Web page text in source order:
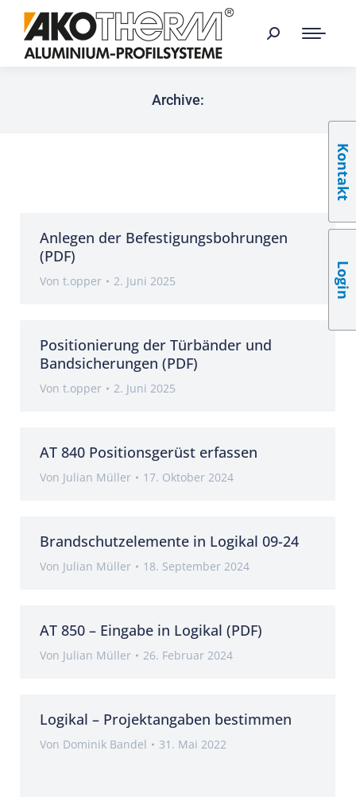
Archive:
Anlegen der Befestigungsbohrungen
(PDF)
Von t.opper 2. Juni 2025
Positionierung der Türbänder und
Bandsicherungen (PDF)
Von t.opper 2. Juni 2025
AT 840 Positionsgerüst erfassen
Von Julian Müller 17. Oktober 2024
Brandschutzelemente in Logikal 09-24
Von Julian Müller 18. September 2024
AT 850 – Eingabe in Logikal (PDF)
Von Julian Müller 26. Februar 2024
Logikal – Projektangaben bestimmen
Von Dominik Bandel 31. Mai 2022
Kontakt
Login